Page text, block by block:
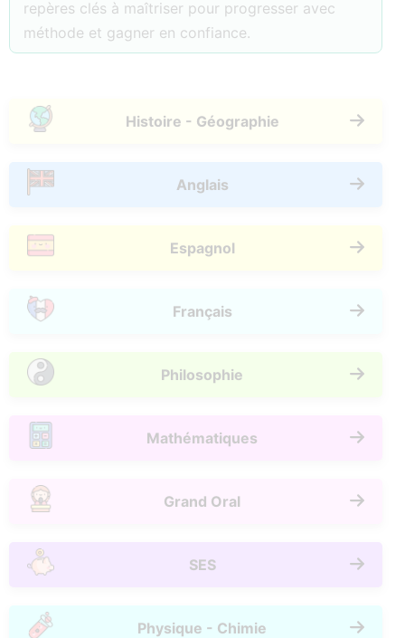
repères clés à maîtriser pour progresser avec
méthode et gagner en confiance.
Histoire - Géographie
Anglais
Espagnol
Français
Philosophie
Mathématiques
Grand Oral
SES
Physique - Chimie